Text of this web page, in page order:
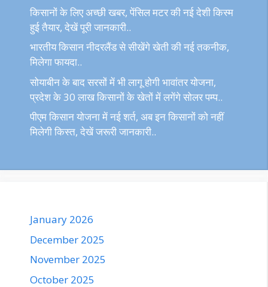
किसानों के लिए अच्छी खबर, पेंसिल मटर की नई देशी किस्म
हुई तैयार, देखें पूरी जानकारी..
भारतीय किसान नीदरलैंड से सीखेंगे खेती की नई तकनीक,
मिलेगा फायदा..
सोयाबीन के बाद सरसों में भी लागू होगी भावांतर योजना,
प्रदेश के 30 लाख किसानों के खेतों में लगेंगे सोलर पम्प..
पीएम किसान योजना में नई शर्त, अब इन किसानों को नहीं
मिलेगी किस्त, देखें जरूरी जानकारी..
January 2026
December 2025
November 2025
October 2025